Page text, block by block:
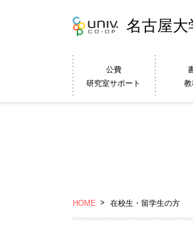
名古屋大
公費
研究室サポート
HOME 在校生・留学生の方